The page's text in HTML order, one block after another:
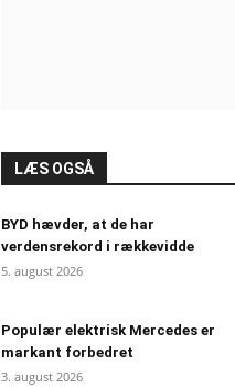
LÆS OGSÅ
BYD hævder, at de har
verdensrekord i rækkevidde
5. august 2026
Populær elektrisk Mercedes er
markant forbedret
3. august 2026